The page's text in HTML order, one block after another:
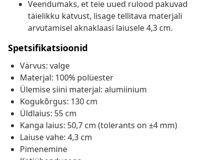
Veendumaks, et teie uued rulood pakuvad
täielikku katvust, lisage tellitava materjali
arvutamisel aknaklaasi laiusele 4,3 cm.
Spetsifikatsioonid
Värvus: valge
Materjal: 100% polüester
Ülemise siini materjal: alumiinium
Kogukõrgus: 130 cm
Üldlaius: 55 cm
Kanga laius: 50,7 cm (tolerants on ±4 mm)
Laiuse vahe: 4,3 cm
Pimenemine